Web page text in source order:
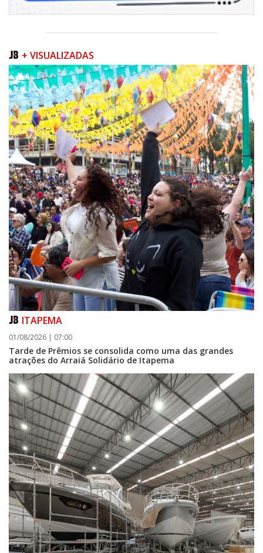
06/08/2026 | 07:00
Inscrições para a exploração da gastronomia do 14º Acampamento
Farroupilha estão abertas
CAMBORIÚ
06/08/2026 | 07:00
Camboriú: exposição de arte transforma o Paço Municipal em um espaço
de cultura
+ VISUALIZADAS
ITAPEMA
01/08/2026 | 07:00
Tarde de Prêmios se consolida como uma das grandes
atrações do Arraiá Solidário de Itapema